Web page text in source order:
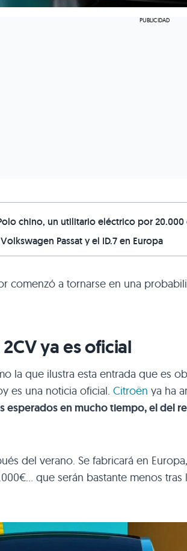
chino, un utilitario eléctrico por 20.000
Passat y el ID.7 en Europa
comenzó a tornarse en una
ya es oficial
la que ilustra esta entrada que es
es una noticia oficial. Citroën ya ha
esperados en mucho tiempo, el del
del verano. Se fabricará en
que serán bastante menos